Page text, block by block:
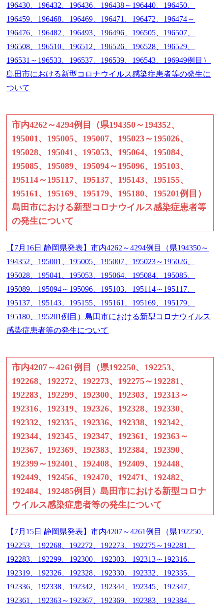
196430、196432、196436、196438～196440、196450、
196459、196468、196469、196471、196472、196474～
196476、196482、196493、196496、196505、196507、
196508、196510、196512、196526、196528、196529、
196531～196533、196537、196539、196543、196949例目）
島田市における新型コロナウイルス感染症患者等の発生に
ついて
市内4262～4294例目（県194350～194352、
195001、195005、195007、195023～195026、
195028、195041、195053、195064、195084、
195085、195089、195094～195096、195103、
195114～195117、195137、195143、195155、
195161、195169、195179、195180、195201例目）
島田市における新型コロナウイルス感染症患者等
の発生について
【7月16日 静岡県発表】市内4262～4294例目（県194350～
194352、195001、195005、195007、195023～195026、
195028、195041、195053、195064、195084、195085、
195089、195094～195096、195103、195114～195117、
195137、195143、195155、195161、195169、195179、
195180、195201例目）島田市における新型コロナウイルス
感染症患者等の発生について
市内4207～4261例目（県192250、192253、
192268、192272、192273、192275～192281、
192283、192299、192300、192303、192313～
192316、192319、192326、192328、192330、
192332、192335、192336、192338、192342、
192344、192345、192347、192361、192363～
192367、192369、192383、192384、192390、
192399～192401、192408、192409、192448、
192449、192456、192470、192471、192482、
192484、192485例目）島田市における新型コロナ
ウイルス感染症患者等の発生について
【7月15日 静岡県発表】市内4207～4261例目（県192250、
192253、192268、192272、192273、192275～192281、
192283、192299、192300、192303、192313～192316、
192319、192326、192328、192330、192332、192335、
192336、192338、192342、192344、192345、192347、
192361、192363～192367、192369、192383、192384、